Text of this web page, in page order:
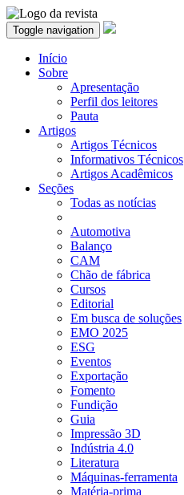
Toggle navigation
Início
Sobre
Apresentação
Perfil dos leitores
Pauta
Artigos
Artigos Técnicos
Informativos Técnicos
Artigos Acadêmicos
Seções
Todas as notícias
Automotiva
Balanço
CAM
Chão de fábrica
Cursos
Editorial
Em busca de soluções
EMO 2025
ESG
Eventos
Exportação
Fomento
Fundição
Guia
Impressão 3D
Indústria 4.0
Literatura
Máquinas-ferramenta
Matéria-prima